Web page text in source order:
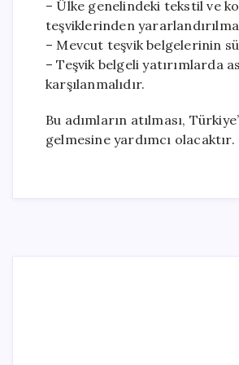
– Ülke genelindeki tekstil ve
teşviklerinden
– Mevcut teşvik belgelerinin
– Teşvik belgeli yatırımlarda
karşılanmalıdır.
Bu adımların atılması,
gelmesine yardımcı olacaktır.